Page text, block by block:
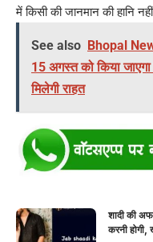
में किसी की जानमान की हानि
See also Bhopal
15 अगस्त को किया
मिलेगी राहत
शादी की
करनी होगी,